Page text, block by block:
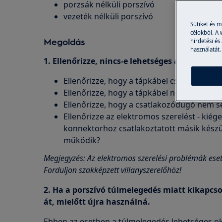
porzsák nélküli porszívó
vezeték nélküli porszívó
Megoldás
1. Ellenőrizze, nincs-e lehetséges
Ellenőrizze, hogy a tápkábel
Ellenőrizze, hogy a tápkábel nem sérült-
Ellenőrizze, hogy a csatlakozódugó nem
Ellenőrizze az elektromos szerelést -
konnektorhoz csatlakoztatott másik
működik?
Megjegyzés: Az elektromos szerelési problémák
Forduljon szakképzett villanyszerelőhöz!
2. Ha a porszívó túlmelegedés miatt
át, mielőtt újra használná.
Sütiket és
célokból. A
hirdetési